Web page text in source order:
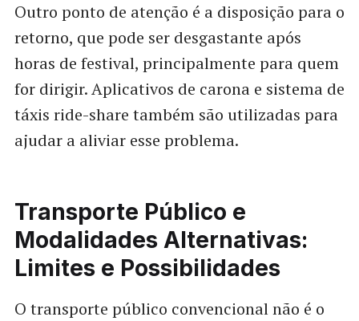
Outro ponto de atenção é a disposição para o
retorno, que pode ser desgastante após
horas de festival, principalmente para quem
for dirigir. Aplicativos de carona e sistema de
táxis ride-share também são utilizadas para
ajudar a aliviar esse problema.
Transporte Público e
Modalidades Alternativas:
Limites e Possibilidades
O transporte público convencional não é o